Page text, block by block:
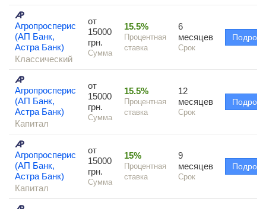
Агропросперис
(АП Банк,
Астра Банк)
Классический
от
15000
грн.
Сумма
15.5%
Процентная
ставка
6
месяцев
Срок
Агропросперис
(АП Банк,
Астра Банк)
Капитал
от
15000
грн.
Сумма
15.5%
Процентная
ставка
12
месяцев
Срок
Агропросперис
(АП Банк,
Астра Банк)
Капитал
от
15000
грн.
Сумма
15%
Процентная
ставка
9
месяцев
Срок